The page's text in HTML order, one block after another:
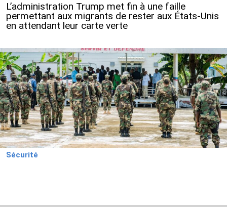
L’administration Trump met fin à une faille
permettant aux migrants de rester aux États-Unis
en attendant leur carte verte
Sécurité